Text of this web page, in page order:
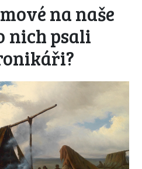
na naše
nich psali